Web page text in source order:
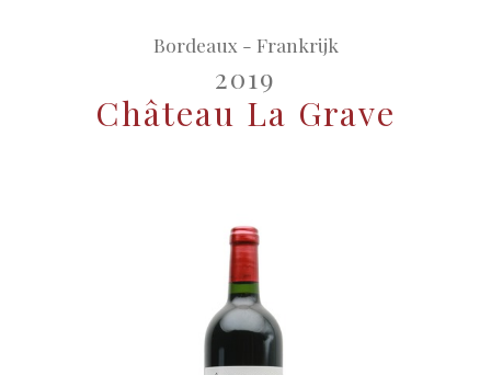
Bordeaux - Frankrijk
2019
Château La Grave